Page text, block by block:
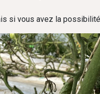
si vous avez la